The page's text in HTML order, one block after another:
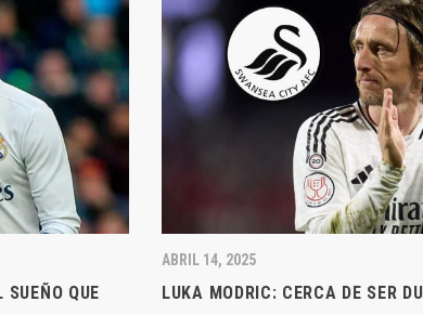
QUE
ABRIL 14, 2025
LUKA MODRIC: CERCA DE SER